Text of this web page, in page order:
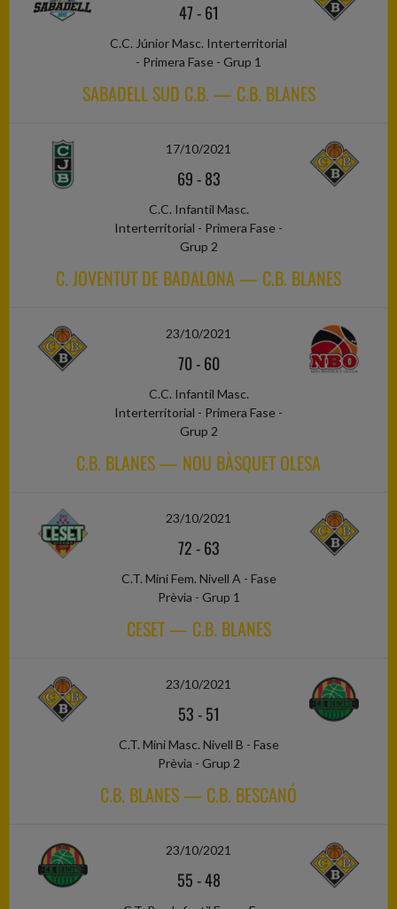
47-61
C.C. Júnior Masc. Interterritorial
- Primera Fase - Grup 1
SABADELL SUD C.B. — C.B. BLANES
17/10/2021
69-83
C.C. Infantil Masc.
Interterritorial - Primera Fase -
Grup 2
C. JOVENTUT DE BADALONA — C.B. BLANES
23/10/2021
70-60
C.C. Infantil Masc.
Interterritorial - Primera Fase -
Grup 2
C.B. BLANES — NOU BÀSQUET OLESA
23/10/2021
72-63
C.T. Mini Fem. Nivell A - Fase
Prèvia - Grup 1
CESET — C.B. BLANES
23/10/2021
53-51
C.T. Mini Masc. Nivell B - Fase
Prèvia - Grup 2
C.B. BLANES — C.B. BESCANÓ
23/10/2021
55-48